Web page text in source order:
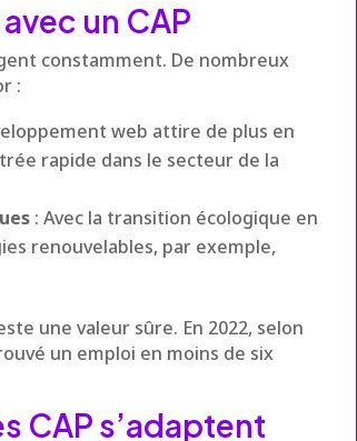
un CAP
constamment. De nombreux
:
web attire de plus en
rapide dans le secteur de la
: Avec la transition écologique en
renouvelables, par exemple,
une valeur sûre. En 2022, selon
un emploi en moins de six
CAP s’adaptent